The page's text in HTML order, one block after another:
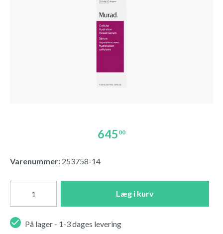
645 00
Varenummer: 253758-14
Læg i kurv
På lager - 1-3 dages levering